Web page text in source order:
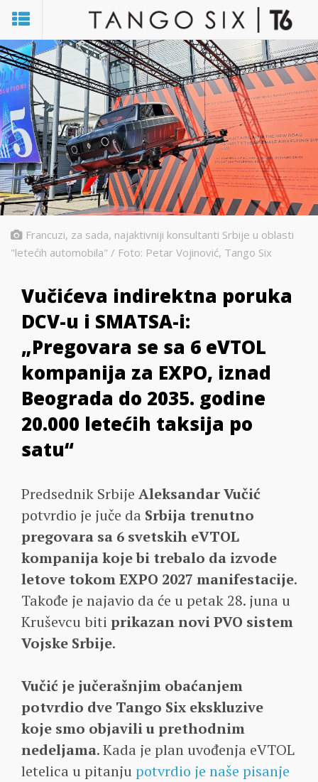
Francuzi, za sada, najaktivniji konsultanti Srbije u oblasti
"letećih automobila" / Foto: Petar Vojinović, Tango Six
Vučićeva indirektna poruka
DCV-u i SMATSA-i:
„Pregovara se sa 6 eVTOL
kompanija za EXPO, iznad
Beograda do 2035. godine
20.000 letećih taksija po
satu“
Predsednik Srbije Aleksandar Vučić
potvrdio je juče da Srbija trenutno
pregovara sa 6 svetskih eVTOL
kompanija koje bi trebalo da izvode
letove tokom EXPO 2027 manifestacije.
Takođe je najavio da će u petak 28. juna u
Kruševcu biti prikazan novi PVO sistem
Vojske Srbije.
Vučić je jučerašnjim obaćanjem
potvrdio dve Tango Six ekskluzive
koje smo objavili u prethodnim
nedeljama. Kada je plan uvođenja eVTOL
letelica u pitanju potvrdio je naše pisanje